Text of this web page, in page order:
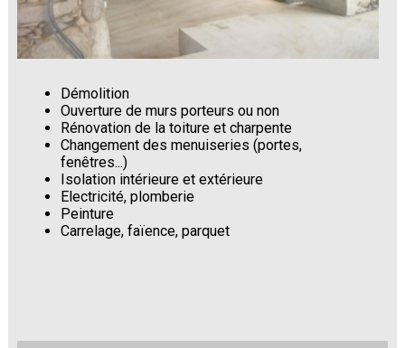
Démolition
Ouverture de murs porteurs ou non
Rénovation de la toiture et charpente
Changement des menuiseries (portes,
fenêtres...)
Isolation intérieure et extérieure
Electricité, plomberie
Peinture
Carrelage, faïence, parquet